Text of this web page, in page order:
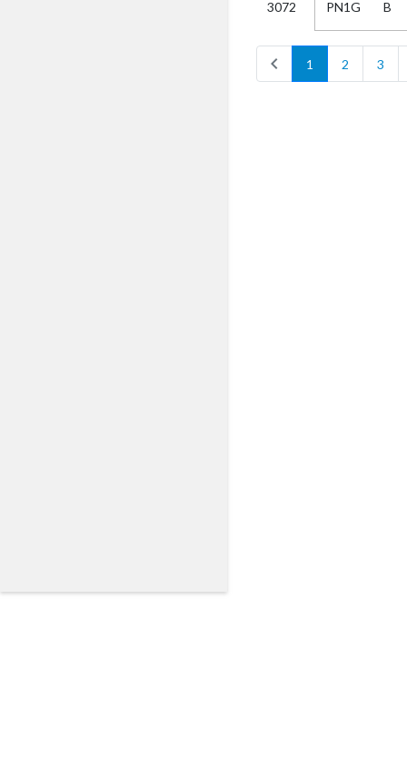
3072 PN1G B
chevron_left 1 2 3